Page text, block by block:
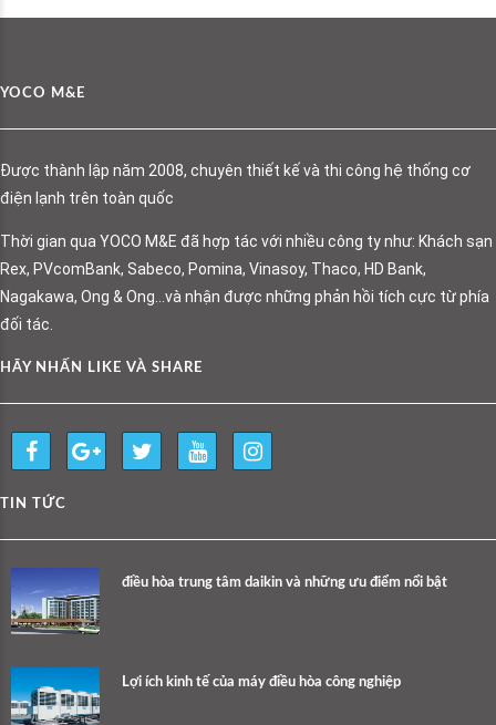
YOCO M&E
Được thành lập năm 2008, chuyên thiết kế và thi công hệ thống cơ
điện lạnh trên toàn quốc
Thời gian qua YOCO M&E đã hợp tác với nhiều công ty như: Khách sạn
Rex, PVcomBank, Sabeco, Pomina, Vinasoy, Thaco, HD Bank,
Nagakawa, Ong & Ong…và nhận được những phản hồi tích cực từ phía
đối tác.
HÃY NHẤN LIKE VÀ SHARE
TIN TỨC
điều hòa trung tâm daikin và những ưu điểm nổi bật
Lợi ích kinh tế của máy điều hòa công nghiệp